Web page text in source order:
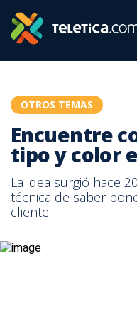
OTROS TEMAS
Encuentre
tipo y color
La idea surgió hace
técnica de saber
cliente.